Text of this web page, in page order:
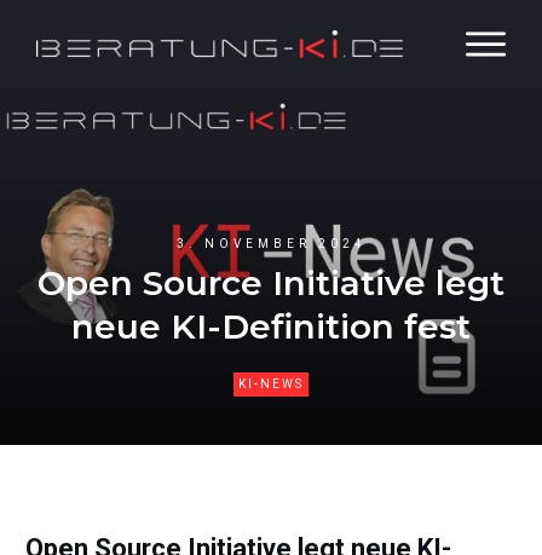
3. NOVEMBER 2024
Open Source Initiative legt
neue KI-Definition fest
KI-NEWS
Open Source Initiative legt neue KI-